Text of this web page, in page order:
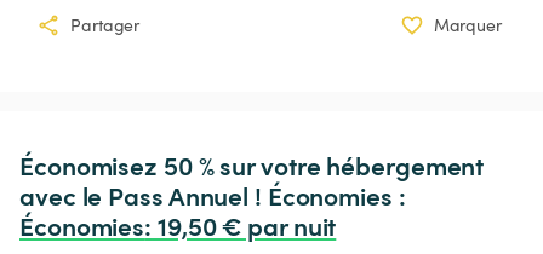
Partager Marquer
Économisez 50 % sur votre hébergement
avec le Pass Annuel ! Économies :
Économies: 19,50 € par nuit